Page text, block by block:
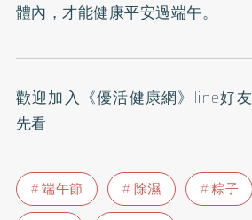
體內，才能健康平安過端午。
歡迎加入 《優活健康網》line好友
先看
端午節 除濕 粽子